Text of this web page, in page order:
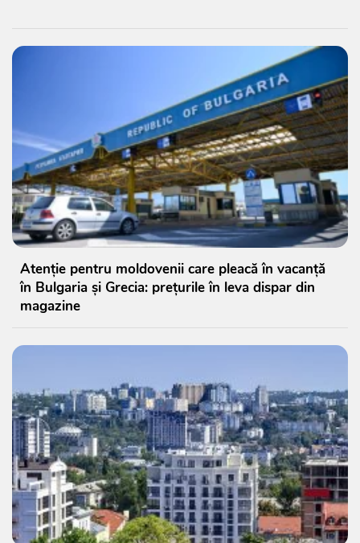
Atenție pentru moldovenii care pleacă în vacanță
în Bulgaria și Grecia: prețurile în leva dispar din
magazine